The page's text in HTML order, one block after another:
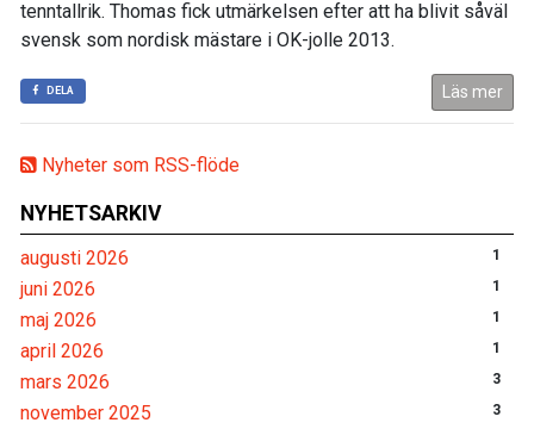
Nyheter som RSS-flöde
NYHETSARKIV
augusti 2026 1
juni 2026 1
maj 2026 1
april 2026 1
mars 2026 3
november 2025 3
tenntallrik. Thomas fick utmärkelsen efter att ha blivit såväl
svensk som nordisk mästare i OK-jolle 2013.
DELA Läs mer